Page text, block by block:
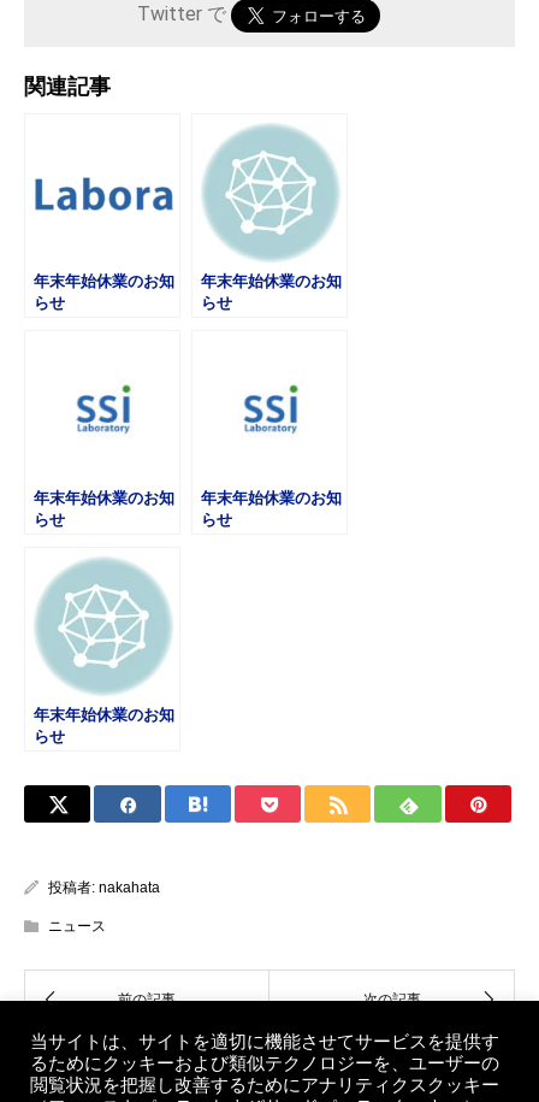
Twitter で
関連記事
年末年始休業のお知
らせ
年末年始休業のお知
らせ
年末年始休業のお知
らせ
年末年始休業のお知
らせ
年末年始休業のお知
らせ
投稿者: nakahata
ニュース
当サイトは、サイトを適切に機能させてサービスを提供す
るためにクッキーおよび類似テクノロジーを、ユーザーの
閲覧状況を把握し改善するためにアナリティクスクッキー